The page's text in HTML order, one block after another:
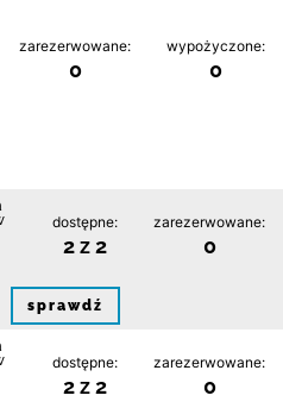
zarezerwowane:
0
wypożyczone:
0
dostępne:
2 z 2
zarezerwowane:
0
sprawdź
dostępne:
2 z 2
zarezerwowane:
0